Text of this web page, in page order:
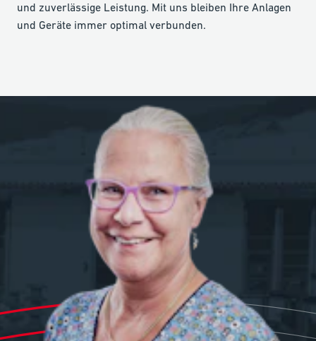
und zuverlässige Leistung. Mit uns bleiben Ihre Anlagen
und Geräte immer optimal verbunden.